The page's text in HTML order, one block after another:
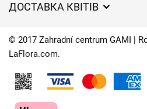
Захист персональних даних
Час доставки квітів – огляд
ДОСТАВКА КВІТІВ
Куди ми доставляємо квіти
Контакти
© 2017 Zahradní centrum GAMI |
LaFlora.com.